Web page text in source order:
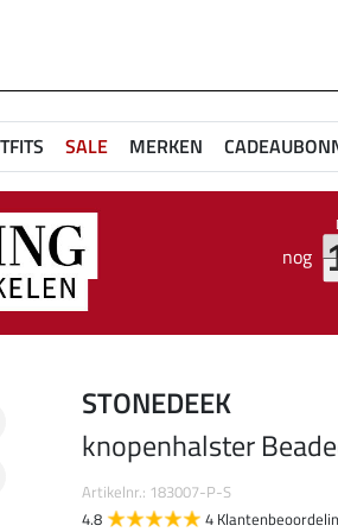
SALE MERKEN
nog
STONEDEEK
knopenhalster
Artikelnr.: 183007-P-S
4.8
4